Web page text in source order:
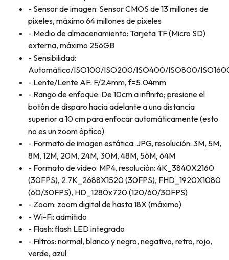
- Sensor de imagen: Sensor CMOS de 13 millones de
píxeles, máximo 64 millones de píxeles
- Medio de almacenamiento: Tarjeta TF (Micro SD)
externa, máximo 256GB
- Sensibilidad:
Automático/ISO100/ISO200/ISO400/ISO800/
- Lente/Lente AF: F/2.4mm, f=5.04mm
- Rango de enfoque: De 10cm a infinito; presione el
botón de disparo hacia adelante a una distancia
superior a 10 cm para enfocar automáticamente (esto
no es un zoom óptico)
- Formato de imagen estática: JPG, resolución: 3M, 5M,
8M, 12M, 20M, 24M, 30M, 48M, 56M, 64M
- Formato de video: MP4, resolución: 4K_3840X2160
(30FPS), 2.7K_2688X1520 (30FPS), FHD_1920X1080
(60/30FPS), HD_1280x720 (120/60/30FPS)
- Zoom: zoom digital de hasta 18X (máximo)
- Wi-Fi: admitido
- Flash: flash LED integrado
- Filtros: normal, blanco y negro, negativo, retro, rojo,
verde, azul